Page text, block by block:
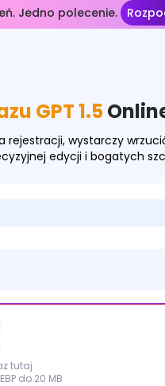
Jedno polecenie.
GPT 1.5
rejestracji, wystarczy
edycji i bogatych
tutaj
do 20 MB